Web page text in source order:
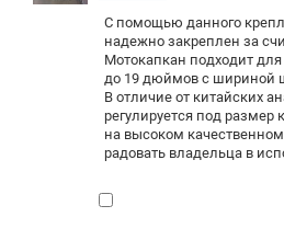
С помощью данного
надежно закреплен за
Мотокапкан подходит
до 19 дюймов с шириной
В отличие от китайских
регулируется под размер
на высоком
радовать владельца в